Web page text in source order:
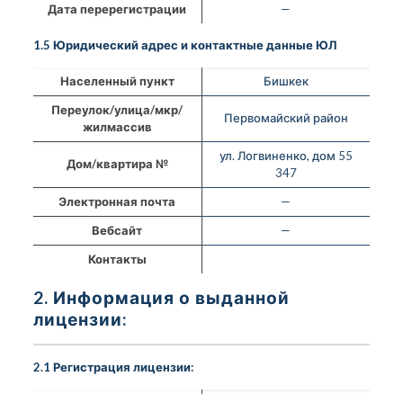
Дата перерегистрации
—
1.5 Юридический адрес и контактные данные ЮЛ
Населенный пункт
Бишкек
Переулок/улица/мкр/
жилмассив
Первомайский район
Дом/квартира №
ул. Логвиненко, дом 55
347
Электронная почта
—
Вебсайт
—
Контакты
2. Информация о выданной
лицензии:
2.1 Регистрация лицензии: